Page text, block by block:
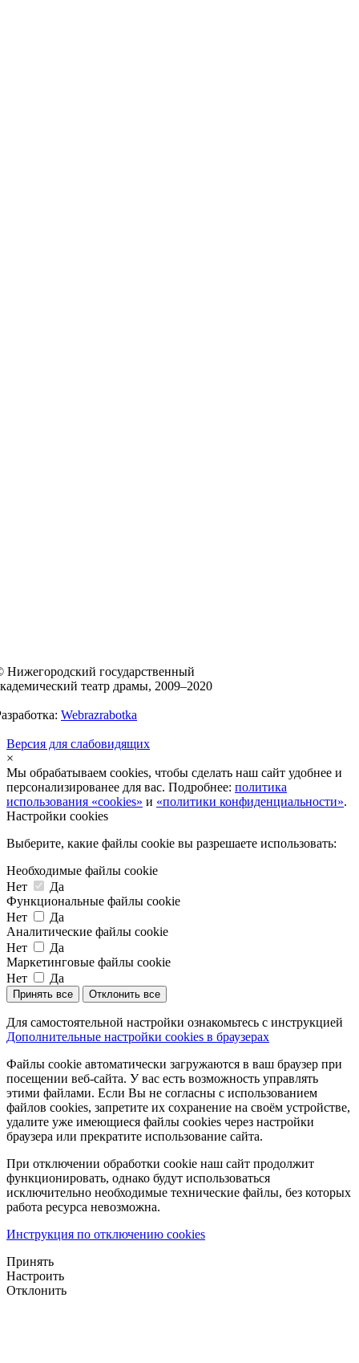
Нижегородский государственный
театр драмы, 2009–2020
Webrazrabotka
Версия для слабовидящих
×
Мы обрабатываем cookies, чтобы сделать наш сайт удобнее и
персонализированее для вас. Подробнее: политика
использования «cookies» и «политики конфиденциальности».
Настройки cookies
Выберите, какие файлы cookie вы разрешаете использовать:
Необходимые файлы cookie
Нет
Да
Функциональные файлы cookie
Нет
Да
Аналитические файлы cookie
Нет
Да
Маркетинговые файлы cookie
Нет
Да
Принять все Отклонить все
Для самостоятельной настройки ознакомьтесь с инструкцией
Дополнительные настройки cookies в браузерах
Файлы cookie автоматически загружаются в ваш браузер при
посещении веб-сайта. У вас есть возможность управлять
этими файлами. Если Вы не согласны с использованием
файлов cookies, запретите их сохранение на своём устройстве,
удалите уже имеющиеся файлы cookies через настройки
браузера или прекратите использование сайта.
При отключении обработки cookie наш сайт продолжит
функционировать, однако будут использоваться
исключительно необходимые технические файлы, без которых
работа ресурса невозможна.
Инструкция по отключению cookies
Принять
Настроить
Отклонить